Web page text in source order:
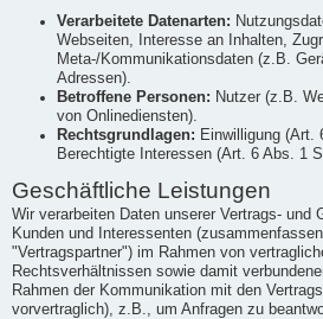
Verarbeitete Datenarten:
Webseiten, Interesse an Inhalten,
Meta-/Kommunikationsdaten (z.B.
Adressen).
Betroffene Personen: Nutzer (z.B.
von Onlinediensten).
Rechtsgrundlagen: Einwilligung (Art.
Berechtigte Interessen (Art. 6 Abs. 1
Geschäftliche Leistungen
Wir verarbeiten Daten unserer Vertrags- und
Kunden und Interessenten
"Vertragspartner") im Rahmen von
Rechtsverhältnissen sowie damit
Rahmen der Kommunikation mit den
vorvertraglich), z.B., um Anfragen zu